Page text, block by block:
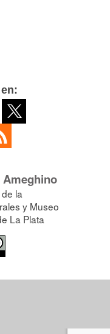
la
y Museo
La Plata